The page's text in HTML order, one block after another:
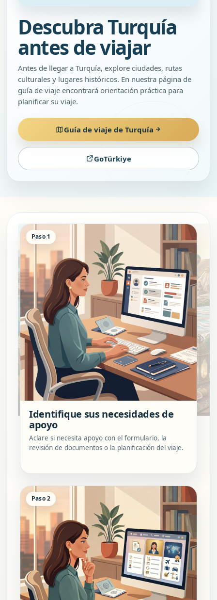
Descubra Turquía
antes de viajar
Antes de llegar a Turquía, explore ciudades, rutas
culturales y lugares históricos. En nuestra página de
guía de viaje encontrará orientación práctica para
planificar su viaje.
Guía de viaje de Turquía
GoTürkiye
Paso 1
Identifique sus necesidades de
apoyo
Aclare si necesita apoyo con el formulario, la
revisión de documentos o la planificación del viaje.
Paso 2